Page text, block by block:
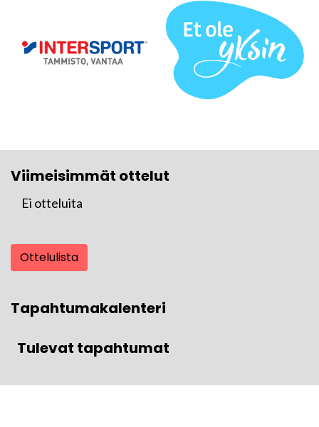
Viimeisimmät ottelut
Ei otteluita
Ottelulista
Tapahtumakalenteri
Tulevat tapahtumat